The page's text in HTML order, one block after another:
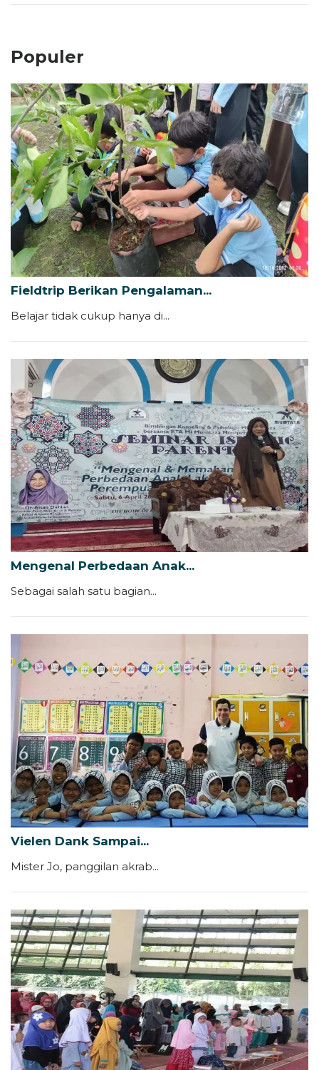
Populer
Fieldtrip Berikan Pengalaman...
Belajar tidak cukup hanya di...
Mengenal Perbedaan Anak...
Sebagai salah satu bagian...
Vielen Dank Sampai...
Mister Jo, panggilan akrab...